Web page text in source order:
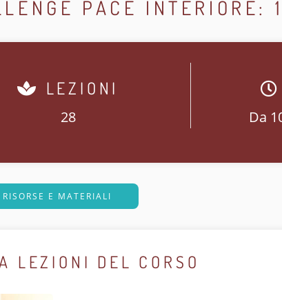
PACE
LEZIONI
28 Da
E MATERIALI
LEZIONI DEL CORSO